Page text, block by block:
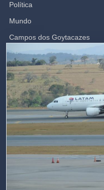
Política
Mundo
Campos dos Goytacazes
Brasil
Opinião
Rio de Janeiro
Polícia
SIGA-NOS
Receba nossas publicações